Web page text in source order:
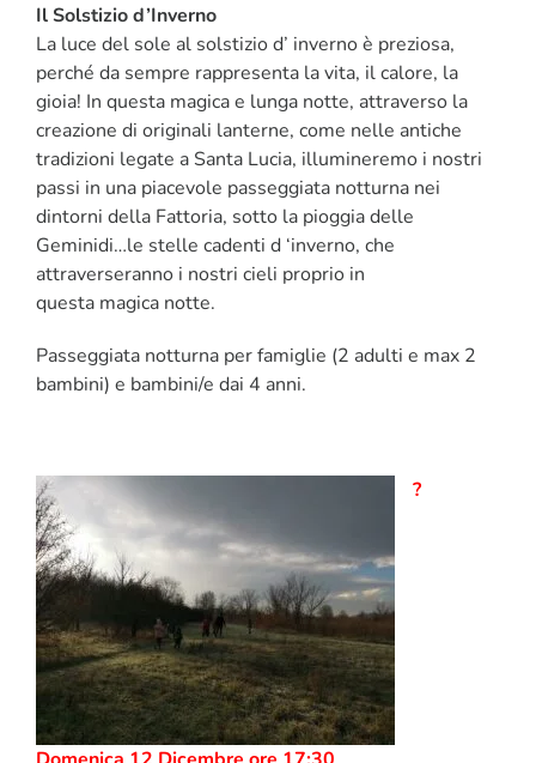
Il Solstizio d’Inverno
La luce del sole al solstizio d’ inverno è preziosa,
perché da sempre rappresenta la vita, il calore, la
gioia! In questa magica e lunga notte, attraverso la
creazione di originali lanterne, come nelle antiche
tradizioni legate a Santa Lucia, illumineremo i nostri
passi in una piacevole passeggiata notturna nei
dintorni della Fattoria, sotto la pioggia delle
Geminidi…le stelle cadenti d ‘inverno, che
attraverseranno i nostri cieli proprio in
questa magica notte.
Passeggiata notturna per famiglie (2 adulti e max 2
bambini) e bambini/e dai 4 anni.
?